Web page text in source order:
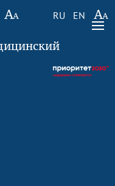
RU EN